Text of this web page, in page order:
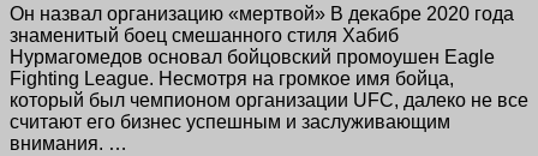
Он назвал организацию «мертвой» В декабре 2020 года
знаменитый боец смешанного стиля Хабиб
Нурмагомедов основал бойцовский промоушен Eagle
Fighting League. Несмотря на громкое имя бойца,
который был чемпионом организации UFC, далеко не все
считают его бизнес успешным и заслуживающим
внимания. …